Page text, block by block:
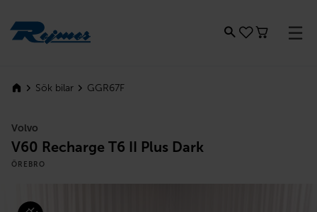
Sök bilar GGR67F
Volvo
V60 Recharge T6 II Plus Dark
ÖREBRO